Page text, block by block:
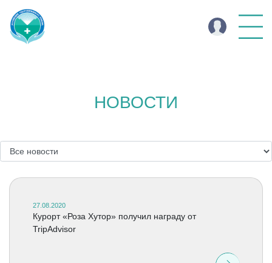
НОВОСТИ
27.08.2020
Курорт «Роза Хутор» получил награду от
TripAdvisor